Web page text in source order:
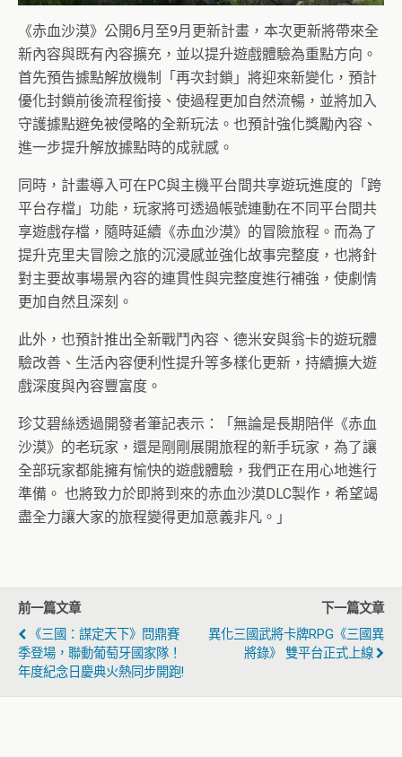
《赤血沙漠》公開6月至9月更新計畫，本次更新將帶來全
新內容與既有內容擴充，並以提升遊戲體驗為重點方向。
首先預告據點解放機制「再次封鎖」將迎來新變化，預計
優化封鎖前後流程銜接、使過程更加自然流暢，並將加入
守護據點避免被侵略的全新玩法。也預計強化獎勵內容、
進一步提升解放據點時的成就感。
同時，計畫導入可在PC與主機平台間共享遊玩進度的「跨
平台存檔」功能，玩家將可透過帳號連動在不同平台間共
享遊戲存檔，隨時延續《赤血沙漠》的冒險旅程。而為了
提升克里夫冒險之旅的沉浸感並強化故事完整度，也將針
對主要故事場景內容的連貫性與完整度進行補強，使劇情
更加自然且深刻。
此外，也預計推出全新戰鬥內容、德米安與翁卡的遊玩體
驗改善、生活內容便利性提升等多樣化更新，持續擴大遊
戲深度與內容豐富度。
珍艾碧絲透過開發者筆記表示：「無論是長期陪伴《赤血
沙漠》的老玩家，還是剛剛展開旅程的新手玩家，為了讓
全部玩家都能擁有愉快的遊戲體驗，我們正在用心地進行
準備。 也將致力於即將到來的赤血沙漠DLC製作，希望竭
盡全力讓大家的旅程變得更加意義非凡。」
前一篇文章
《三國：謀定天下》問鼎賽
季登場，聯動葡萄牙國家隊！
年度紀念日慶典火熱同步開跑!
下一篇文章
異化三國武將卡牌RPG《三國異
將錄》 雙平台正式上線